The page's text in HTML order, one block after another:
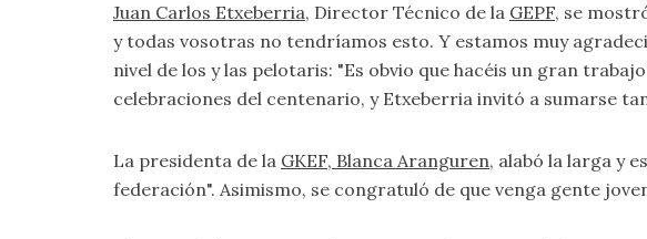
Juan Carlos Etxeberria, Director Técnico de la GEPF, se
y todas vosotras no tendríamos esto. Y estamos muy
nivel de los y las pelotaris: "Es obvio que hacéis un gran
celebraciones del centenario, y Etxeberria invitó a sumarse
La presidenta de la GKEF, Blanca Aranguren, alabó la larga y
federación". Asimismo, se congratuló de que venga gente